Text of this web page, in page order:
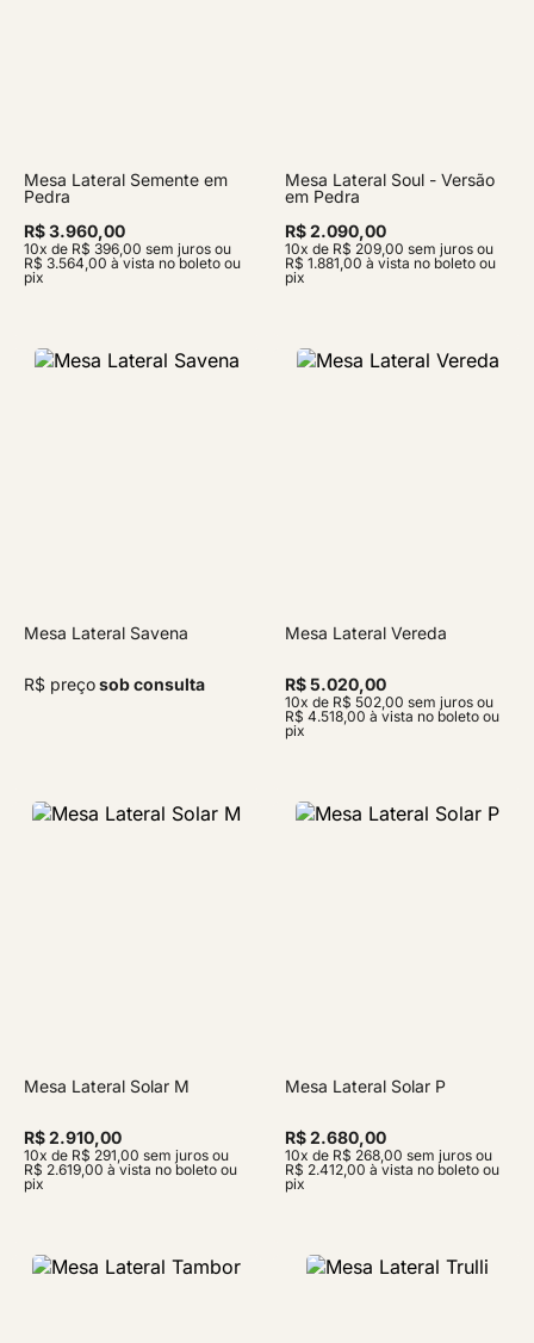
Mesa Lateral Semente em
Pedra
R$ 3.960,00
10x de R$ 396,00 sem juros ou
R$ 3.564,00 à vista no boleto ou
pix
Mesa Lateral Soul - Versão
em Pedra
R$ 2.090,00
10x de R$ 209,00 sem juros ou
R$ 1.881,00 à vista no boleto ou
pix
Mesa Lateral Savena
R$ preçosob consulta
Mesa Lateral Vereda
R$ 5.020,00
10x de R$ 502,00 sem juros ou
R$ 4.518,00 à vista no boleto ou
pix
Mesa Lateral Solar M
R$ 2.910,00
10x de R$ 291,00 sem juros ou
R$ 2.619,00 à vista no boleto ou
pix
Mesa Lateral Solar P
R$ 2.680,00
10x de R$ 268,00 sem juros ou
R$ 2.412,00 à vista no boleto ou
pix